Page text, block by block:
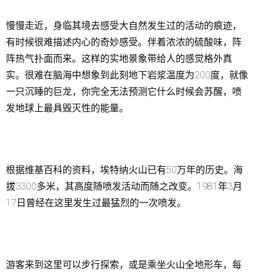
慢慢走近，身临其境去感受大自然发生过的活动的痕迹，
有时候很难描述内心的奇妙感受。伴着浓浓的硫酸味，阵
阵热气扑面而来。这样的实地景象带给人的感觉格外真
实。很难在脑海中想象到此刻地下岩浆温度为200度，就像
一只沉睡的巨龙，你完全无法预测它什么时候会苏醒，喷
发地球上最具毁灭性的能量。
根据维基百科的资料，埃特纳火山已有50万年的历史。海
拔3300多米，其高度随喷发活动而随之改变。1981年3月
17日曾经在这里发生过最猛烈的一次喷发。
游客来到这里可以步行探索，或是乘坐火山全地形车，每